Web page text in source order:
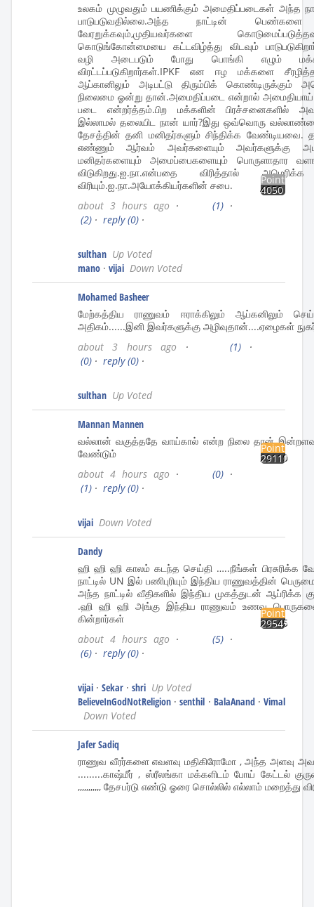
உலகம் முழுவதும் பயணிக்கும் அமைதிப்படைகள் அந்த
பாடுபடுவதில்லை.அந்த நாட்டின் பெண்களை
வேரறுக்கவும்,முதியவர்களை
கொடுங்கோன்மையை கட்டவிழ்த்து விடவும்
வழி அடைபடும் போது பொங்கி எழும்
விரட்டப்படுகிறார்கள்.IPKF என ஈழ மக்களை
ஆப்கானிலும் அடிபட்டு திரும்பிக் கொண்டிருக்கும்
நிலைமை ஓன்று தான்.அமைதிப்படை என்றால் அமைதியாய்
படை என்றர்த்தம்.பிற மக்களின் பிரச்சனைகளில்
இல்லாமல் தலையிட நான் யார்?இது ஒவ்வொரு
தேசத்தின் தனி மனிதர்களும் சிந்திக்க வேண்டியவை.
எண்ணும் ஆர்வம் அவர்களையும் அவர்களுக்கு
மனிதர்களையும் அமைப்பைகளையும் பொருளாதார
விடுகிறது.ஐ.நா.என்பதை விரித்தால்
விரியும்.ஐ.நா.அயோக்கியர்களின் சபை.
Points
4050
about 3 hours ago · (1) ·
(2) · reply (0) ·
sulthan Up Voted
mano · vijai Down Voted
Mohamed Basheer
மேற்கத்திய ராணுவம் ஈராக்கிலும் ஆப்கனிலும்
அதிகம்......இனி இவர்களுக்கு அழிவுதான்....ஏழைகள்
about 3 hours ago · (1)·
(0) · reply (0) ·
sulthan Up Voted
Mannan Mannen
வல்லான் வகுத்ததே வாய்கால் என்ற நிலை தான்
வேண்டும்
Points
29110
about 4 hours ago · (0) ·
(1) · reply (0) ·
vijai Down Voted
Dandy
ஹி ஹி ஹி காலம் கடந்த செய்தி …..நீங்கள் பிரசுரிக்க
நாட்டில் UN இல் பணிபுரியும் இந்திய ராணுவத்தின்
அந்த நாட்டில் வீதிகளில் இந்திய முகத்துடன் ஆப்ரிக்க
.ஹி ஹி ஹி அங்கு இந்திய ராணுவம் உணவு
கின்றார்கள்
Points
29545
about 4 hours ago · (5) ·
(6) · reply (0) ·
vijai · Sekar · shri Up Voted
BelieveInGodNotReligion ·senthil · BalaAnand·Vimal
Down Voted
Jafer Sadiq
ராணுவ வீரர்களை எவளவு மதிகிரோமோ , அந்த அளவு
.........காஷ்மீர் , ஸ்ரீலங்கா மக்களிடம் போய் கேட்டல்
,,,,,,,,,,, தேசபர்டு எண்டு ஓரை சொல்லில் எல்லாம் மறைத்து